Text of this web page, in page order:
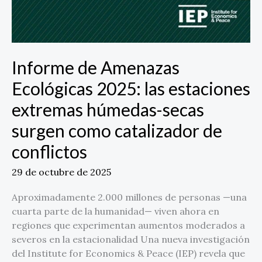
Informe de Amenazas
Ecológicas 2025: las estaciones
extremas húmedas-secas
surgen como catalizador de
conflictos
29 de octubre de 2025
Aproximadamente 2.000 millones de personas —una
cuarta parte de la humanidad— viven ahora en
regiones que experimentan aumentos moderados a
severos en la estacionalidad Una nueva investigación
del Institute for Economics & Peace (IEP) revela que